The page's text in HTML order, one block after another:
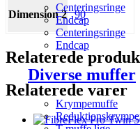
Centeringsringe
Endcap
Centeringsringe
Endcap
Diverse muffer
Krympemuffe
Dimension 2 90
Relaterede
Relaterede varer